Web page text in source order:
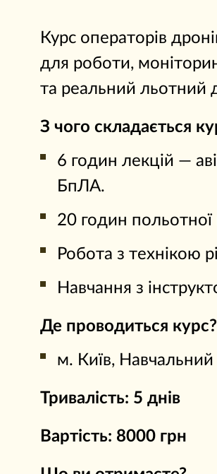
Курс операторів
для роботи,
та реальний льотний
З чого складається
6 годин лекцій —
БпЛА.
20 годин польотної
Робота з технікою
Навчання з
Де проводиться курс?
м. Київ,
Тривалість: 5 днів
Вартість: 8000 грн